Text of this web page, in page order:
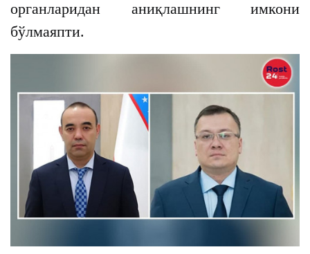
органларидан аниқлашнинг имкони
бўлмаяпти.